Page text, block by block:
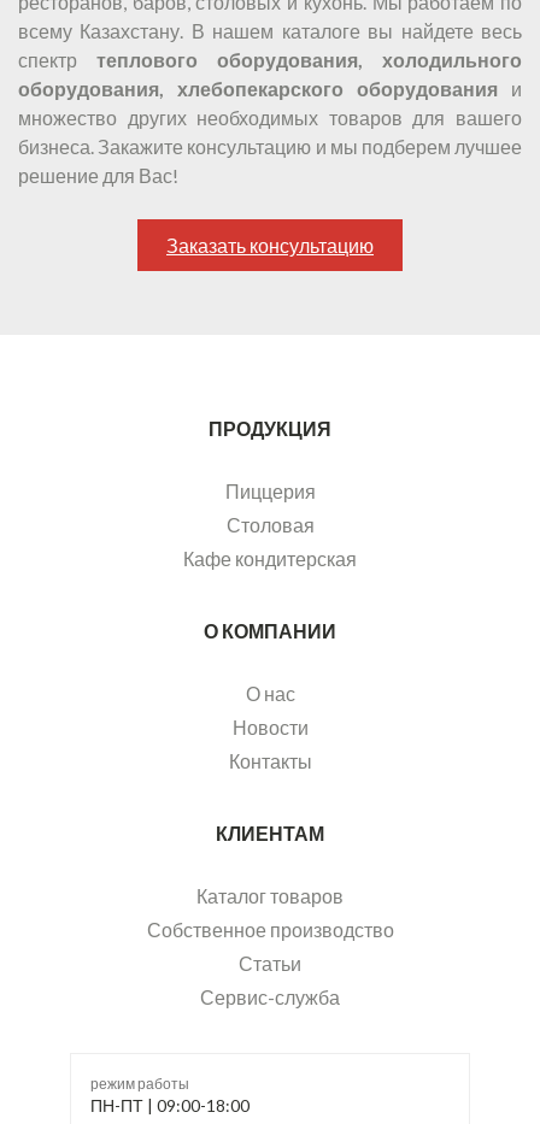
всему Казахстану. В нашем каталоге вы найдете весь
спектр теплового оборудования, холодильного
оборудования, хлебопекарского оборудования и
множество других необходимых товаров для вашего
бизнеса. Закажите консультацию и мы подберем лучшее
решение для Вас!
Заказать консультацию
ПРОДУКЦИЯ
Пиццерия
Столовая
Кафе кондитерская
О КОМПАНИИ
О нас
Новости
Контакты
КЛИЕНТАМ
Каталог товаров
Собственное производство
Статьи
Сервис-служба
режим работы
ПН-ПТ | 09:00-18:00